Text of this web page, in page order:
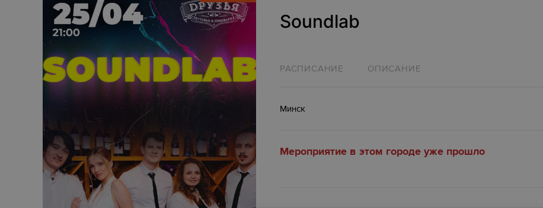
Soundlab
РАСПИСАНИЕ ОПИСАНИЕ
Минск
Мероприятие в этом городе уже прошло